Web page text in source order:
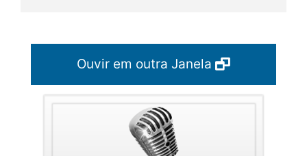
Ouvir em outra Janela